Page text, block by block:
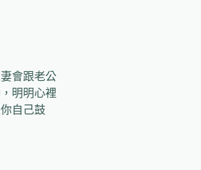
會跟老公
明明心裡
自己鼓